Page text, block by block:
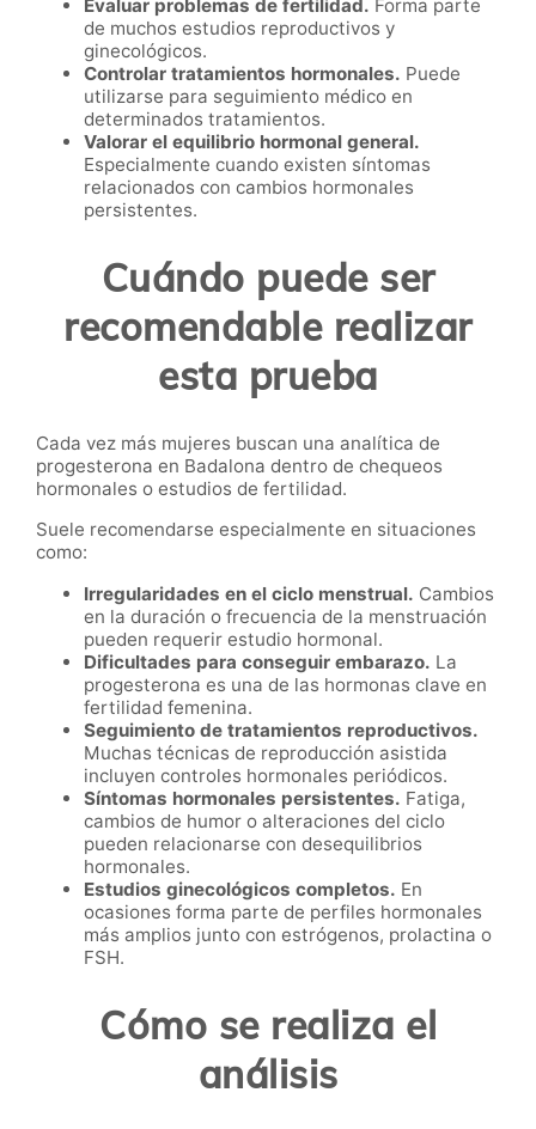
Evaluar problemas de fertilidad. Forma parte
de muchos estudios reproductivos y
ginecológicos.
Controlar tratamientos hormonales. Puede
utilizarse para seguimiento médico en
determinados tratamientos.
Valorar el equilibrio hormonal general.
Especialmente cuando existen síntomas
relacionados con cambios hormonales
persistentes.
Cuándo puede ser
recomendable realizar
esta prueba
Cada vez más mujeres buscan una analítica de
progesterona en Badalona dentro de chequeos
hormonales o estudios de fertilidad.
Suele recomendarse especialmente en situaciones
como:
Irregularidades en el ciclo menstrual. Cambios
en la duración o frecuencia de la menstruación
pueden requerir estudio hormonal.
Dificultades para conseguir embarazo. La
progesterona es una de las hormonas clave en
fertilidad femenina.
Seguimiento de tratamientos reproductivos.
Muchas técnicas de reproducción asistida
incluyen controles hormonales periódicos.
Síntomas hormonales persistentes. Fatiga,
cambios de humor o alteraciones del ciclo
pueden relacionarse con desequilibrios
hormonales.
Estudios ginecológicos completos. En
ocasiones forma parte de perfiles hormonales
más amplios junto con estrógenos, prolactina o
FSH.
Cómo se realiza el
análisis